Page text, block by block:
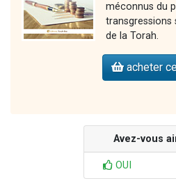
méconnus du
transgressions
de la Torah.
acheter
Avez-vous
OUI